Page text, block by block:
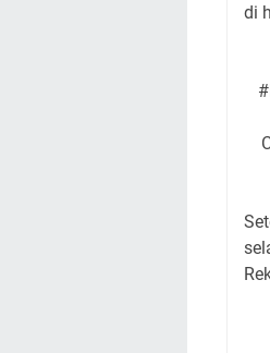
di